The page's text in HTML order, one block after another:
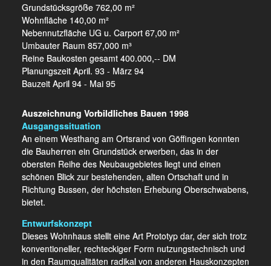
Grundstücksgröße 762,00 m²
Wohnfläche 140,00 m²
Nebennutzfläche UG u. Carport 67,00 m²
Umbauter Raum 857,000 m³
Reine Baukosten gesamt 400.000,-- DM
Planungszeit April. 93 - März 94
Bauzeit April 94 - Mai 95
Auszeichnung Vorbildliches Bauen 1998
Ausgangssituation
An einem Westhang am Ortsrand von Göffingen konnten
die Bauherren ein Grundstück erwerben, das in der
obersten Reihe des Neubaugebietes liegt und einen
schönen Blick zur bestehenden, alten Ortschaft und in
Richtung Bussen, der höchsten Erhebung Oberschwabens,
bietet.
Entwurfskonzept
Dieses Wohnhaus stellt eine Art Prototyp dar, der sich trotz
konventioneller, rechteckiger Form nutzungstechnisch und
in den Raumqualitäten radikal von anderen Hauskonzepten